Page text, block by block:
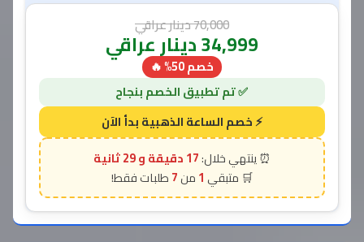
70,000دينار عراقي
34,999دينار عراقي
خصم 50% 🔥
17 دقيقة و 28 ثانية
1
7